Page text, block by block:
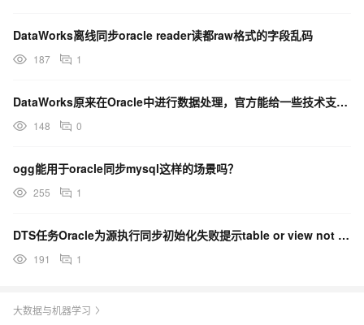
DataWorks离线同步oracle reader读都raw格式的字段乱码
187 1
DataWorks原来在Oracle中进行数据处理，官方能给一些技术支持吗？
148 0
ogg能用于oracle同步mysql这样的场景吗？
255 1
DTS任务Oracle为源执行同步初始化失败提示table or view not exist
191 1
大数据与机器学习